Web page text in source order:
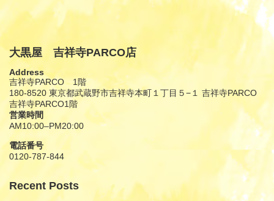
大黒屋 吉祥寺PARCO店
Address
吉祥寺PARCO 1階
180-8520 東京都武蔵野市吉祥寺本町１丁目５−１ 吉祥寺PARCO
吉祥寺PARCO1階
営業時間
AM10:00–PM20:00
電話番号
0120-787-844
Recent Posts